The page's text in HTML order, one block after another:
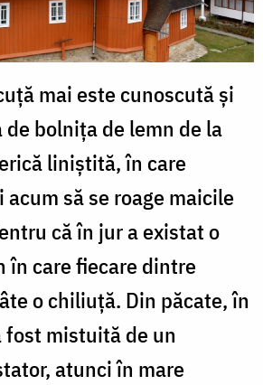
mai este cunoscută şi
bolniţa de lemn de la
liniştită, în care
acum să se roage maicile
că în jur a existat o
în care fiecare dintre
o chiliuţă. Din păcate, în
mistuită de un
atunci în mare